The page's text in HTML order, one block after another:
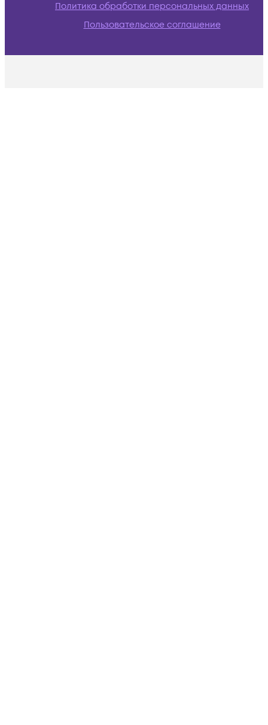
Политика обработки персональных данных
Пользовательское соглашение